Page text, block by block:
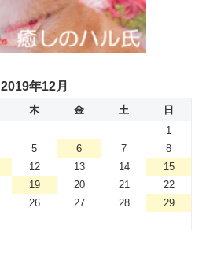
2019年12月
木 金 土
日
1
5 6 7
8
12 13 14
15
19 20 21
22
26 27 28
29